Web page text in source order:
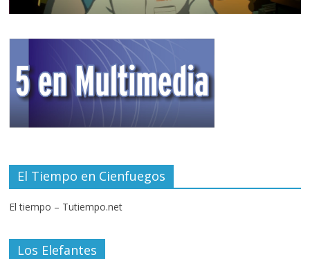
El Tiempo en Cienfuegos
El tiempo – Tutiempo.net
Los Elefantes